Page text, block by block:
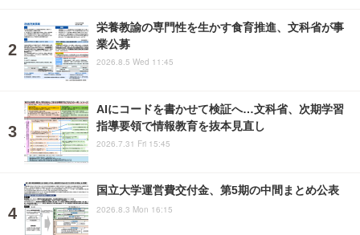
栄養教諭の専門性を生かす食育推進、文科省が事
業公募
2026.8.5 Wed 11:45
AIにコードを書かせて検証へ…文科省、次期学習
指導要領で情報教育を抜本見直し
2026.7.31 Fri 15:45
国立大学運営費交付金、第5期の中間まとめ公表
2026.8.3 Mon 16:15